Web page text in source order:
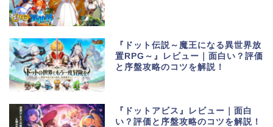
『ドット伝説～魔王になる異世界放
置RPG～』レビュー｜面白い？評価
と序盤攻略のコツを解説！
『ドットアビス』レビュー｜面白
い？評価と序盤攻略のコツを解説！